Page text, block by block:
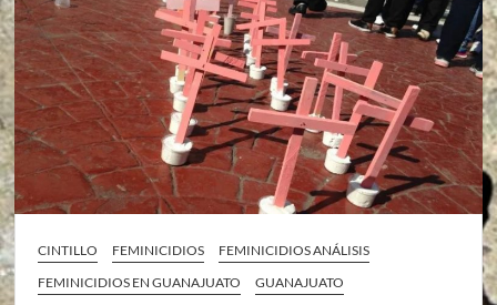
CINTILLO FEMINICIDIOS
FEMINICIDIOS ANÁLISIS
FEMINICIDIOS EN GUANAJUATO
GUANAJUATO